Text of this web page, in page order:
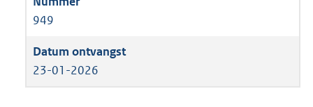
949
23-01-2026